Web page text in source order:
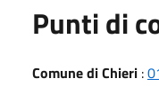
Punti di
Comune di Chieri :